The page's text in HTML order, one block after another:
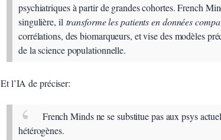
psychiatriques à partir de grandes cohortes. French
singulière, il transforme les patients en données
corrélations, des biomarqueurs, et vise des modèles
de la science populationnelle.
Et l’IA de préciser:
French Minds ne se substitue pas aux psys
hétérogènes.